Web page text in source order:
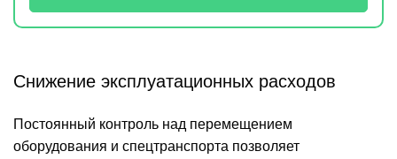
Снижение эксплуатационных расходов
Постоянный контроль над перемещением
оборудования и спецтранспорта позволяет